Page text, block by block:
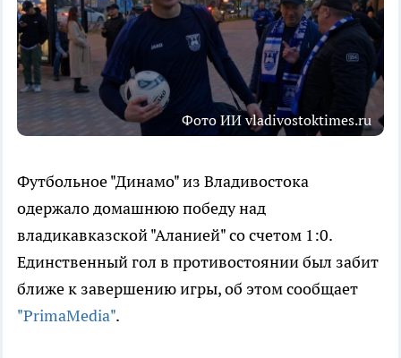
Фото ИИ vladivostoktimes.ru
Футбольное "Динамо" из Владивостока
одержало домашнюю победу над
владикавказской "Аланией" со счетом 1:0.
Единственный гол в противостоянии был забит
ближе к завершению игры, об этом сообщает
"PrimaMedia".